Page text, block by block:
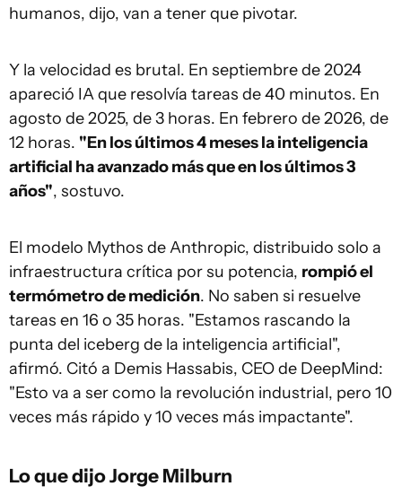
humanos, dijo, van a tener que pivotar.
Y la velocidad es brutal. En septiembre de 2024
apareció IA que resolvía tareas de 40 minutos. En
agosto de 2025, de 3 horas. En febrero de 2026, de
12 horas. "En los últimos 4 meses la inteligencia
artificial ha avanzado más que en los últimos 3
años", sostuvo.
El modelo Mythos de Anthropic, distribuido solo a
infraestructura crítica por su potencia, rompió el
termómetro de medición. No saben si resuelve
tareas en 16 o 35 horas. "Estamos rascando la
punta del iceberg de la inteligencia artificial",
afirmó. Citó a Demis Hassabis, CEO de DeepMind:
"Esto va a ser como la revolución industrial, pero 10
veces más rápido y 10 veces más impactante".
Lo que dijo Jorge Milburn